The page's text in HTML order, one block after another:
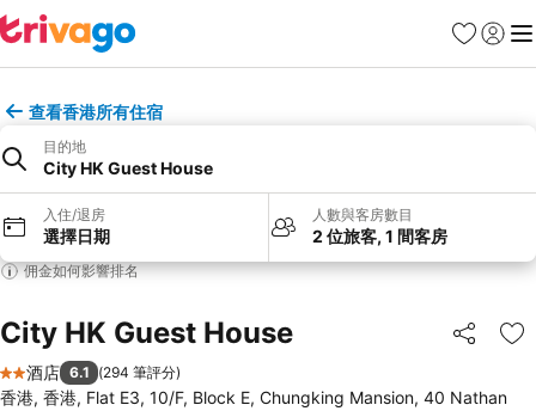
收藏夾
登入 選
查看香港所有住宿
目的地
City HK Guest House
入住/退房
選擇日期
人數與客房數目
2 位旅客, 1 間客房
佣金如何影響排名
City HK Guest House 分享
放
2 星級
酒店 6.1 (294 筆評分)
香港, 香港, Flat E3, 10/F, Block E, Chungking Mansion, 40 Nathan